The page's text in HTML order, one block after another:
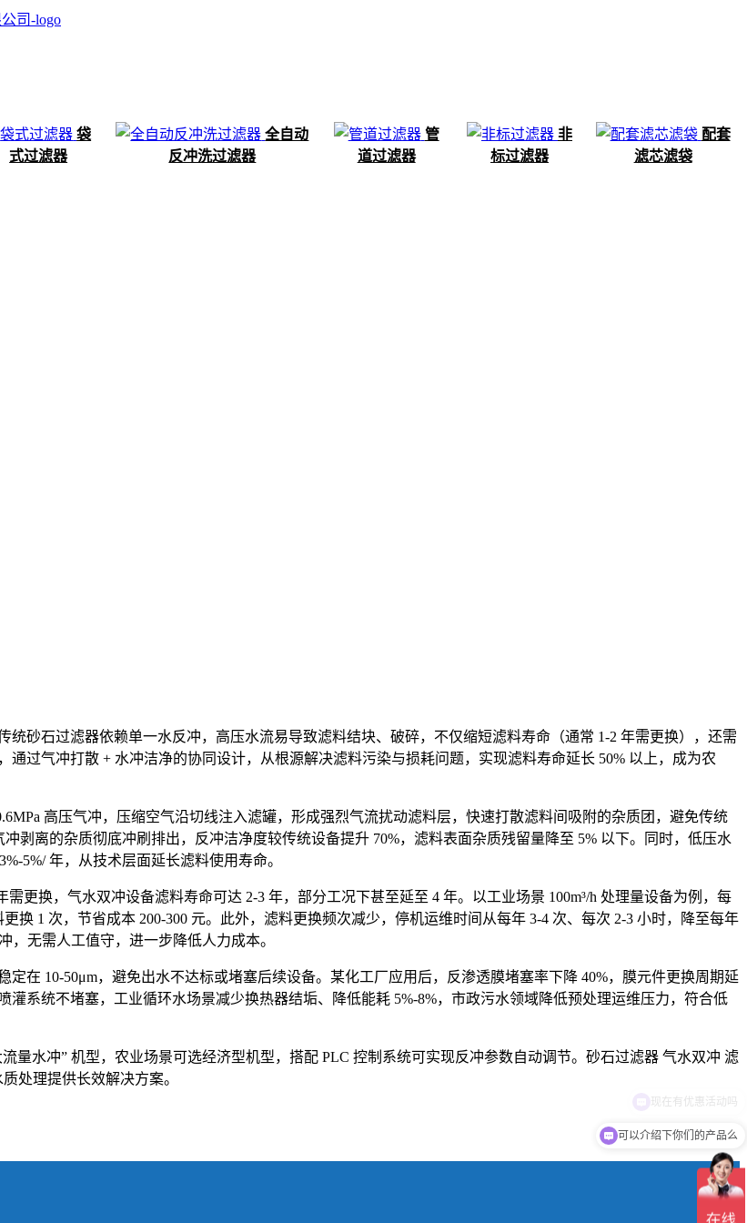
袋
式过滤器
全自动
反冲洗过滤器
管
道过滤器
非
标过滤器
配套
滤芯滤袋
砂石过滤器依赖单一水反冲，高压水流易导致滤料结块、破碎，不仅缩短滤料寿命（通常 1-2 年需更换），还需
通过气冲打散 + 水冲洁净的协同设计，从根源解决滤料污染与损耗问题，实现滤料寿命延长 50% 以上，成为农
高压气冲，压缩空气沿切线注入滤罐，形成强烈气流扰动滤料层，快速打散滤料间吸附的杂质团，避免传统
剥离的杂质彻底冲刷排出，反冲洁净度较传统设备提升 70%，滤料表面杂质残留量降至 5% 以下。同时，低压水
5%/ 年，从技术层面延长滤料使用寿命。
更换，气水双冲设备滤料寿命可达 2-3 年，部分工况下甚至延至 4 年。以工业场景 100m³/h 处理量设备为例，每
换 1 次，节省成本 200-300 元。此外，滤料更换频次减少，停机运维时间从每年 3-4 次、每次 2-3 小时，降至每年
，无需人工值守，进一步降低人力成本。
在 10-50μm，避免出水不达标或堵塞后续设备。某化工厂应用后，反渗透膜堵塞率下降 40%，膜元件更换周期延
系统不堵塞，工业循环水场景减少换热器结垢、降低能耗 5%-8%，市政污水领域降低预处理运维压力，符合低
量水冲” 机型，农业场景可选经济型机型，搭配 PLC 控制系统可实现反冲参数自动调节。砂石过滤器 气水双冲 滤
处理提供长效解决方案。
可以介绍下你们的产品么